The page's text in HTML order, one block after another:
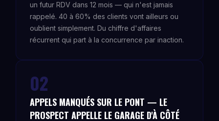
un futur RDV dans 12 mois — qui n'est jamais
rappelé. 40 à 60% des clients vont ailleurs ou
oublient simplement. Du chiffre d'affaires
récurrent qui part à la concurrence par inaction.
02
APPELS MANQUÉS SUR LE PONT — LE
PROSPECT APPELLE LE GARAGE D'À CÔTÉ